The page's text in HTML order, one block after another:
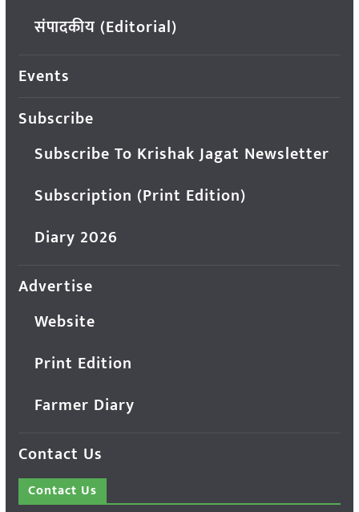
संपादकीय (Editorial)
Events
Subscribe
Subscribe To Krishak Jagat Newsletter
Subscription (Print Edition)
Diary 2026
Advertise
Website
Print Edition
Farmer Diary
Contact Us
Contact Us